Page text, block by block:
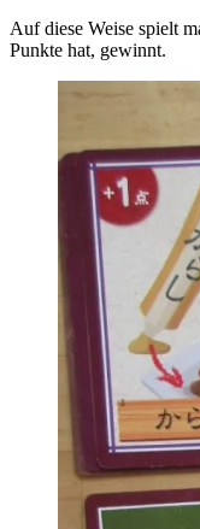
Auf diese Weise spielt
Punkte hat, gewinnt.